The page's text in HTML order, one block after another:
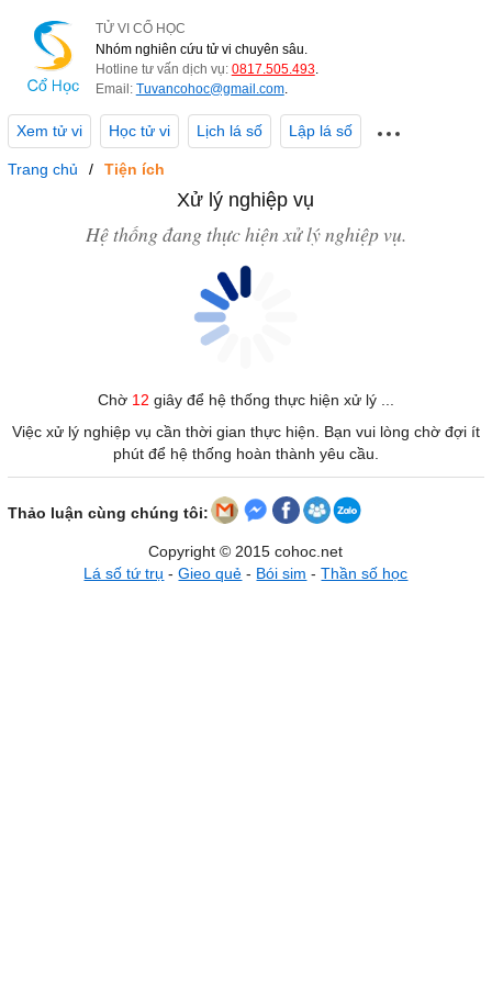
TỬ VI CỔ HỌC
Nhóm nghiên cứu tử vi chuyên sâu.
Hotline tư vấn dịch vụ: 0817.505.493.
Email: Tuvancohoc@gmail.com.
Xem tử vi Học tử vi Lịch lá số Lập lá số
Trang chủ Tiện ích
Xử lý nghiệp vụ
Hệ thống đang thực hiện xử lý nghiệp vụ.
Chờ 12 giây để hệ thống thực hiện xử lý ...
Việc xử lý nghiệp vụ cần thời gian thực hiện. Bạn vui lòng chờ đợi ít
phút để hệ thống hoàn thành yêu cầu.
Thảo luận cùng chúng tôi:
Copyright © 2015 cohoc.net
Lá số tứ trụ -Gieo quẻ - Bói sim -Thần số học